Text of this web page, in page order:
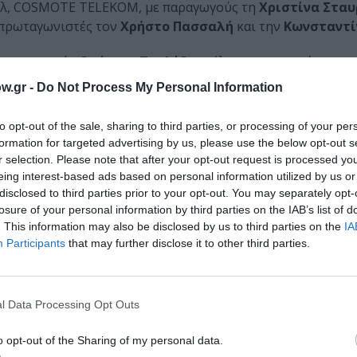
- Do Not Process My Personal Information
opt-out of the sale, sharing to third parties, or processing of your
for targeted advertising by us, please use the below opt-out
selection. Please note that after your opt-out request is processed
interest-based ads based on personal information utilized by us
to third parties prior to your opt-out. You may separately
of your personal information by third parties on the IAB’s list of
This information may also be disclosed by us to third parties on the
Participants that may further disclose it to other third parties.
Data Processing Opt Outs
opt-out of the Sharing of my personal data.
COSMOTE TELEKOM, με παραγωγούς τη Χριστίνα
τον Χρήστο Πασσαλή και την
Ορέστης Παυλίδηςμίλησε στη
ως φοιτητής Ιατρικής του ΑΠΘ είχε συμμετάσχει
στο Φεστιβάλ του Μαρτίου, σημειώνοντας ότι μέσα
της συνεργασίας.
Ρώτα την Ι Τζιν Άιβι Μίροπολείπε σε μια τρυφερή
ο κινηματογράφος και η αλήθεια. Ταυτόχρονα, όμως,
αλήθεια, τη δικαιοσύνη και το δικαίωμα να ζούμε
για την επιστροφή των Γλυπτών του Παρθενώνα. Ο
ημερομηνία, στις 6 Μαρτίου, επέτειο θανάτου της
είναι πολύ υπερήφανος που η ταινία πραγματοποιεί τη